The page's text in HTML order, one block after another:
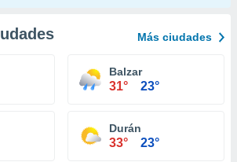
Más ciudades
Balzar
31° 23°
Durán
33° 23°